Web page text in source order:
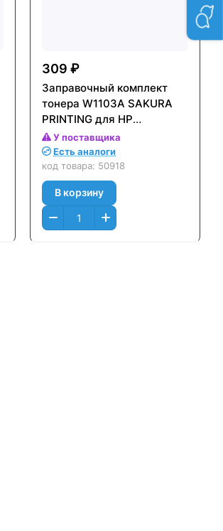
309 ₽
Заправочный комплект
тонера W1103A SAKURA
PRINTING для HP
Neverstop laser 1000/ 1200
(2500стр.)
У поставщика
Есть аналоги
код товара: 50918
В корзину